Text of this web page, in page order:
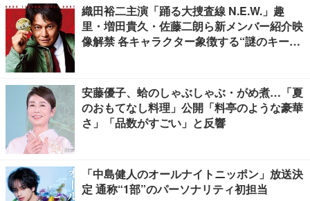
織田裕二主演「踊る大捜査線 N.E.W.」趣
里・増田貴久・佐藤二朗ら新メンバー紹介映
像解禁 各キャラクター象徴する“謎のキーワ
安藤優子、蛤のしゃぶしゃぶ・がめ煮…「夏
のおもてなし料理」公開「料亭のような豪華
さ」「品数がすごい」と反響
「中島健人のオールナイトニッポン」放送決
定 通称“1部”のパーソナリティ初担当